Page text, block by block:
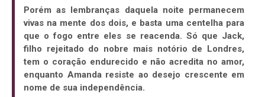
Porém as lembranças daquela noite permanecem
vivas na mente dos dois, e basta uma centelha para
que o fogo entre eles se reacenda. Só que Jack,
filho rejeitado do nobre mais notório de Londres,
tem o coração endurecido e não acredita no amor,
enquanto Amanda resiste ao desejo crescente em
nome de sua independência.